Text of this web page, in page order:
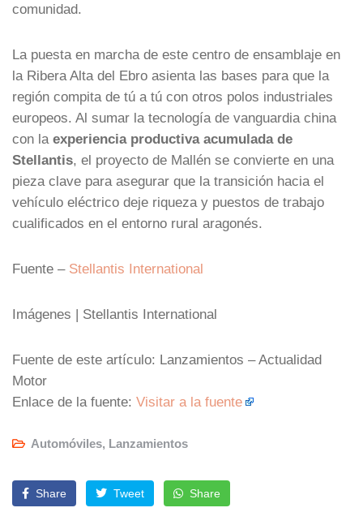
comunidad.
La puesta en marcha de este centro de ensamblaje en
la Ribera Alta del Ebro asienta las bases para que la
región compita de tú a tú con otros polos industriales
europeos. Al sumar la tecnología de vanguardia china
con la experiencia productiva acumulada de
Stellantis, el proyecto de Mallén se convierte en una
pieza clave para asegurar que la transición hacia el
vehículo eléctrico deje riqueza y puestos de trabajo
cualificados en el entorno rural aragonés.
Fuente – Stellantis International
Imágenes | Stellantis International
Fuente de este artículo: Lanzamientos – Actualidad
Motor
Enlace de la fuente: Visitar a la fuente
Automóviles, Lanzamientos
Share Tweet Share